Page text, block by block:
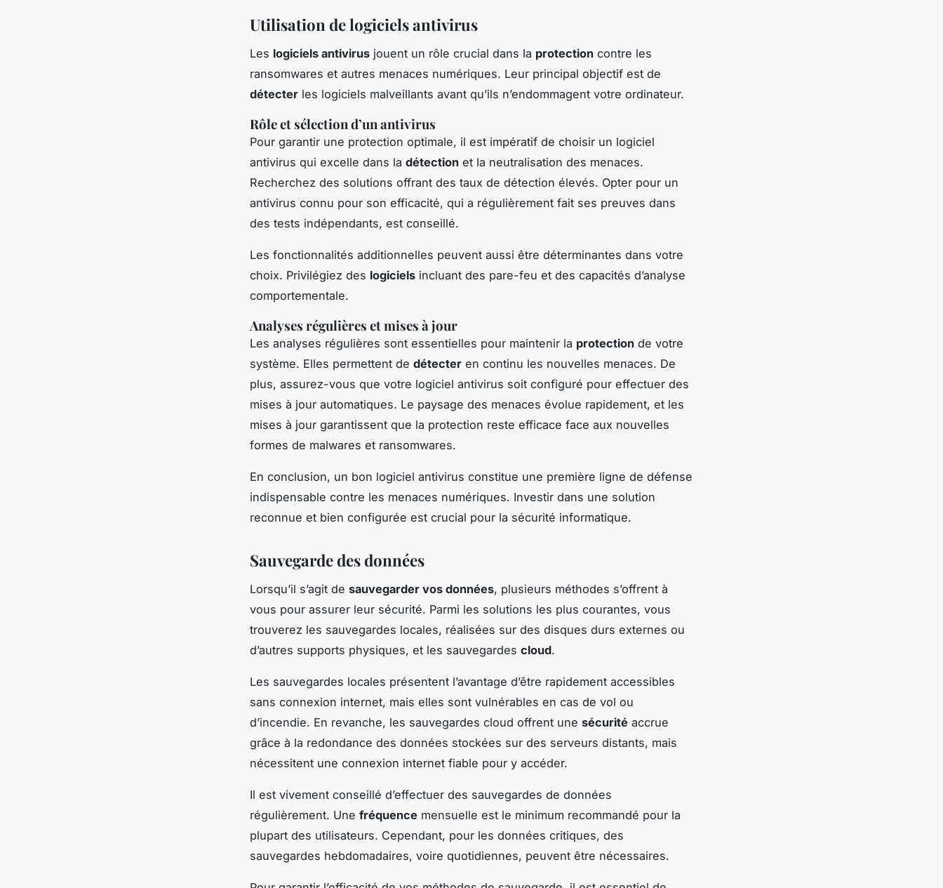
Utilisation de logiciels antivirus
Les logiciels antivirus jouent un rôle crucial dans la protection contre les
ransomwares et autres menaces numériques. Leur principal objectif est de
détecter les logiciels malveillants avant qu’ils n’endommagent votre ordinateur.
Rôle et sélection d’un antivirus
Pour garantir une protection optimale, il est impératif de choisir un logiciel
antivirus qui excelle dans la détection et la neutralisation des menaces.
Recherchez des solutions offrant des taux de détection élevés. Opter pour un
antivirus connu pour son efficacité, qui a régulièrement fait ses preuves dans
des tests indépendants, est conseillé.
Les fonctionnalités additionnelles peuvent aussi être déterminantes dans votre
choix. Privilégiez des logiciels incluant des pare-feu et des capacités d’analyse
comportementale.
Analyses régulières et mises à jour
Les analyses régulières sont essentielles pour maintenir la protection de votre
système. Elles permettent de détecter en continu les nouvelles menaces. De
plus, assurez-vous que votre logiciel antivirus soit configuré pour effectuer des
mises à jour automatiques. Le paysage des menaces évolue rapidement, et les
mises à jour garantissent que la protection reste efficace face aux nouvelles
formes de malwares et ransomwares.
En conclusion, un bon logiciel antivirus constitue une première ligne de défense
indispensable contre les menaces numériques. Investir dans une solution
reconnue et bien configurée est crucial pour la sécurité informatique.
Sauvegarde des données
Lorsqu’il s’agit de sauvegarder vos données, plusieurs méthodes s’offrent à
vous pour assurer leur sécurité. Parmi les solutions les plus courantes, vous
trouverez les sauvegardes locales, réalisées sur des disques durs externes ou
d’autres supports physiques, et les sauvegardes cloud.
Les sauvegardes locales présentent l’avantage d’être rapidement accessibles
sans connexion internet, mais elles sont vulnérables en cas de vol ou
d’incendie. En revanche, les sauvegardes cloud offrent une sécurité accrue
grâce à la redondance des données stockées sur des serveurs distants, mais
nécessitent une connexion internet fiable pour y accéder.
Il est vivement conseillé d’effectuer des sauvegardes de données
régulièrement. Une fréquence mensuelle est le minimum recommandé pour la
plupart des utilisateurs. Cependant, pour les données critiques, des
sauvegardes hebdomadaires, voire quotidiennes, peuvent être nécessaires.